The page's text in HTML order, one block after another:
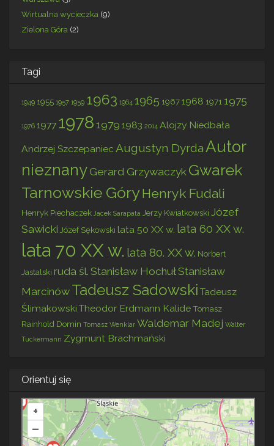
Wirtualna wycieczka (9)
Zielona Góra (2)
Tagi
1949 1955 1957 1959 1963 1964 1965 19671968 1971 1975
1976 1977 1978 1979 1983 2014 Alojzy Niedbała
Andrzej Szczepaniec Augustyn Dyrda Autor
nieznany Gerard Grzywaczyk Gwarek
Tarnowskie GóryHenryk Fudali
Henryk Piechaczek Jacek Sarapata Jerzy Kwiatkowski Józef
Sawicki Józef Sękowski lata 50 XX w. lata 60 XX w.
lata 70 XX w. lata 80. XX w. Norbert
Jastalski ruda śl. Stanisław HochułStanisław
Marcinów Tadeusz Sadowski Tadeusz
Ślimakowski Theodor Erdmann KalideTomasz
Rainhold Domin Tomasz Wenklar Waldemar Madej Walter
Tuckermann Zygmunt Brachmański
Orientuj się
+
–